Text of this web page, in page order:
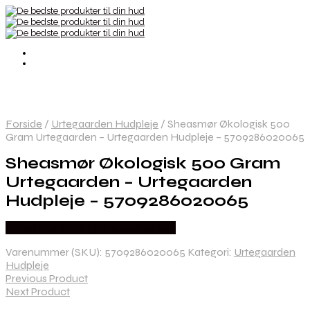
Forside / Urtegaarden Hudpleje / Sheasmør Økologisk 500
Gram Urtegaarden – Urtegaarden Hudpleje – 5709286020065
Sheasmør Økologisk 500 Gram
Urtegaarden – Urtegaarden
Hudpleje – 5709286020065
Varenummer (SKU): 5709286020065 Kategori: Urtegaarden
Hudpleje
Previous Product
Next Product